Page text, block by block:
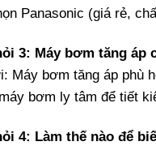
Panasonic (giá rẻ,
3: Máy bơm tăng áp
Máy bơm tăng áp phù
bơm ly tâm để tiết
4: Làm thế nào để